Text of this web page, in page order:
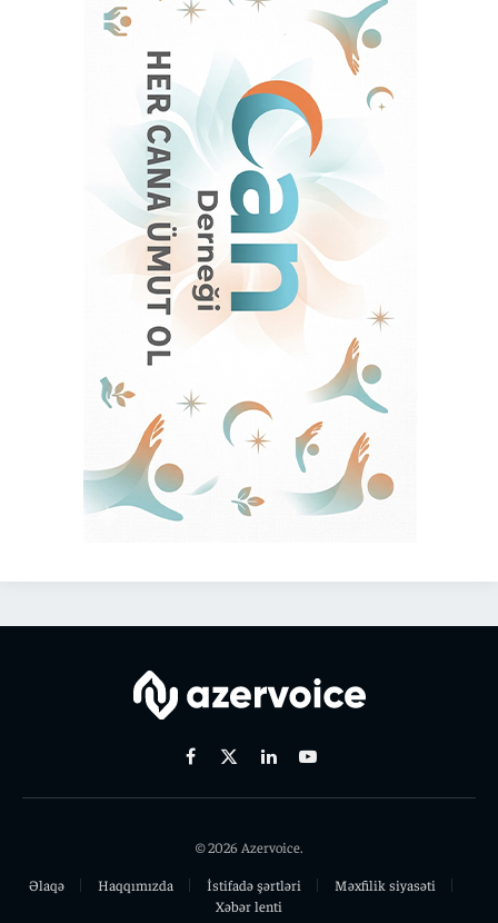
Facebook
X
LinkedinYoutube
© 2026 Azervoice.
Əlaqə
Haqqımızda İstifadə şərtləri
Məxfilik siyasəti
Xəbər lenti